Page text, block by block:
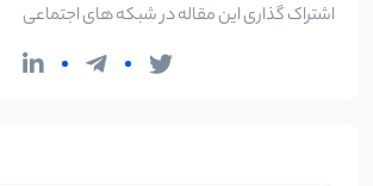
اشتراک گذاری این مقاله در شبکه های اجتماعی